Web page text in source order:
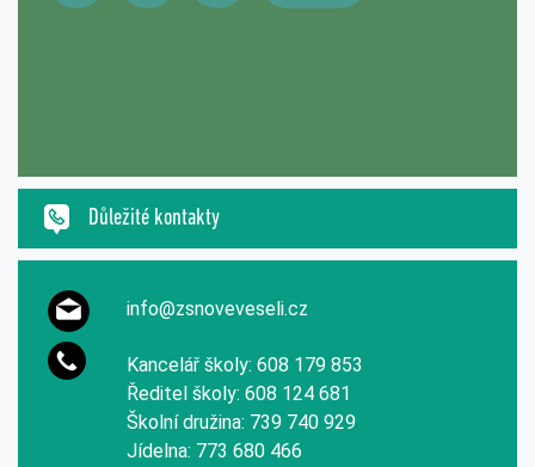
Důležité kontakty
info@zsnoveveseli.cz
Kancelář školy: 608 179 853
Ředitel školy: 608 124 681
Školní družina: 739 740 929
Jídelna: 773 680 466